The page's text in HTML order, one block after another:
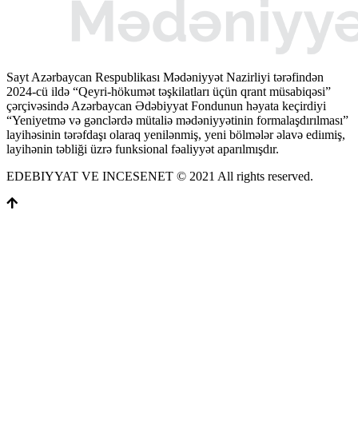
Sayt Azərbaycan Respublikası Mədəniyyət Nazirliyi tərəfindən
2024-cü ildə “Qeyri-hökumət təşkilatları üçün qrant müsabiqəsi”
çərçivəsində Azərbaycan Ədəbiyyat Fondunun həyata keçirdiyi
“Yeniyetmə və gənclərdə mütaliə mədəniyyətinin formalaşdırılması”
layihəsinin tərəfdaşı olaraq yenilənmiş, yeni bölmələr əlavə ediımiş,
layihənin təbliği üzrə funksional fəaliyyət aparılmışdır.
EDEBIYYAT VE INCESENET © 2021 All rights reserved.